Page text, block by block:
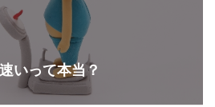
いって本当？